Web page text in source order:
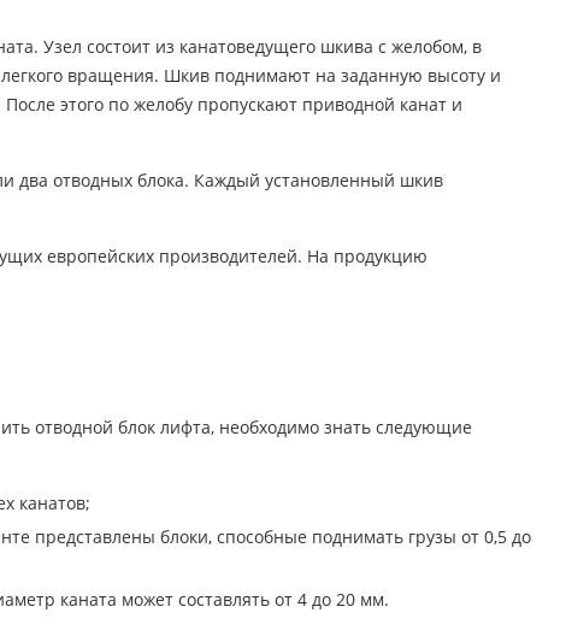
Узел состоит из канатоведущего шкива с желобом, в
вращения. Шкив поднимают на заданную высоту и
этого по желобу пропускают приводной канат и
два отводных блока. Каждый установленный шкив
европейских производителей. На продукцию
отводной блок лифта, необходимо знать следующие
канатов;
представлены блоки, способные поднимать грузы от 0,5 до
каната может составлять от 4 до 20 мм.